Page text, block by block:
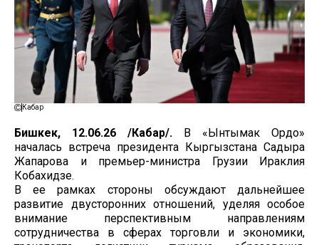
Кабар
Бишкек, 12.06.26 /Кабар/. В «Ынтымак Ордо»
началась встреча президента Кыргызстана Садыра
Жапарова и премьер-министра Грузии Ираклия
Кобахидзе.
В ее рамках стороны обсуждают дальнейшее
развитие двусторонних отношений, уделяя особое
внимание перспективным направлениям
сотрудничества в сферах торговли и экономики,